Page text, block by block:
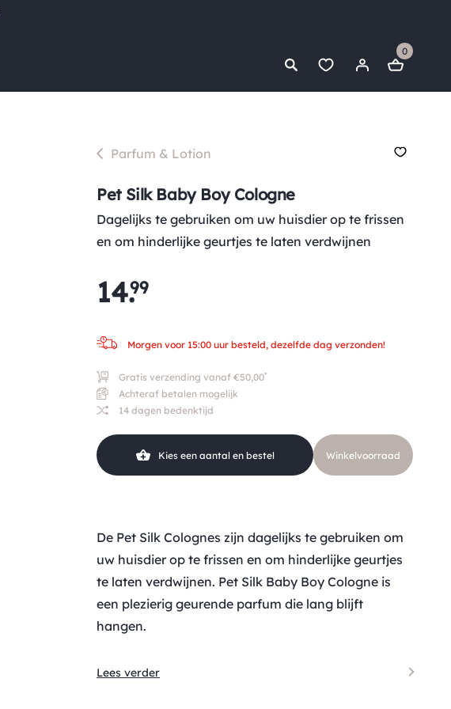
0
Parfum & Lotion
Pet Silk Baby Boy Cologne
Dagelijks te gebruiken om uw huisdier op te frissen
en om hinderlijke geurtjes te laten verdwijnen
14.
99
Morgen voor 15:00 uur besteld, dezelfde dag verzonden!
Gratis verzending vanaf €50,00*
Achteraf betalen mogelijk
14 dagen bedenktijd
Kies een aantal en bestel Winkelvoorraad
De Pet Silk Colognes zijn dagelijks te gebruiken om
uw huisdier op te frissen en om hinderlijke geurtjes
te laten verdwijnen. Pet Silk Baby Boy Cologne is
een plezierig geurende parfum die lang blijft
hangen.
Lees verder